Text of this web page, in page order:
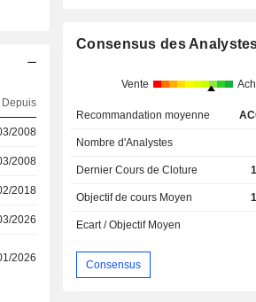
Depuis
2008
2008
2018
2026
2026
Consensus des
Vente
Recommandation moyenne
Nombre d'Analystes
Dernier Cours de Cloture
Objectif de cours Moyen
Ecart / Objectif Moyen
Consensus